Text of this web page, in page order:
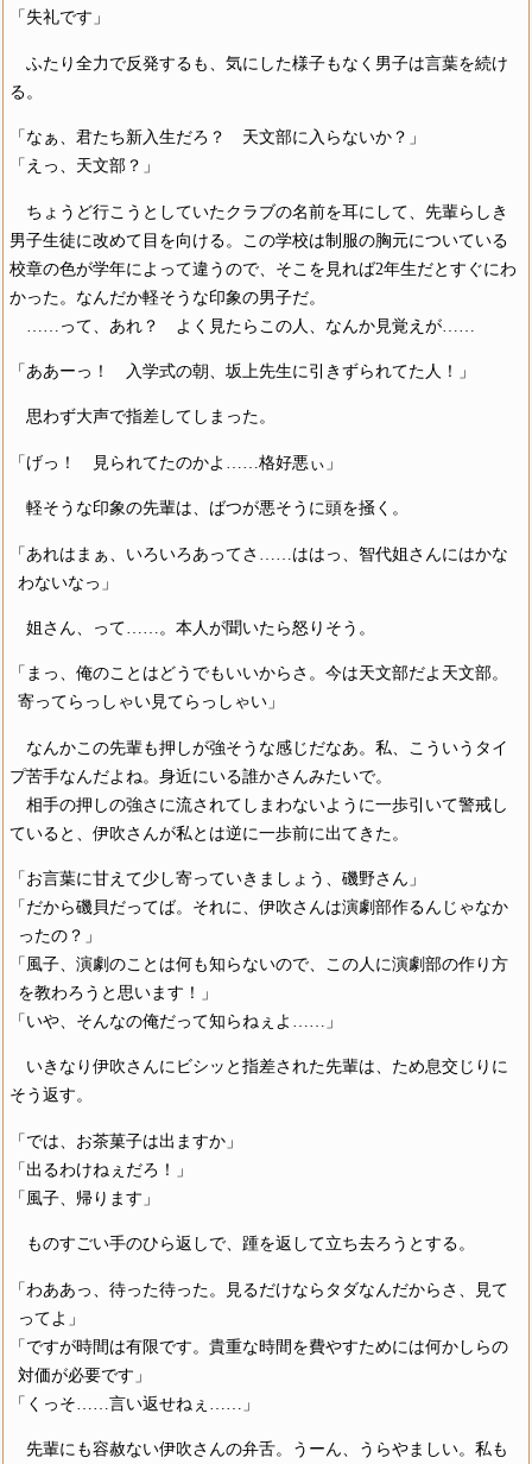
「失礼です」
ふたり全力で反発するも、気にした様子もなく男子は言葉を続け
る。
「なぁ、君たち新入生だろ？ 天文部に入らないか？」
「えっ、天文部？」
ちょうど行こうとしていたクラブの名前を耳にして、先輩らしき
男子生徒に改めて目を向ける。この学校は制服の胸元についている
校章の色が学年によって違うので、そこを見れば2年生だとすぐにわ
かった。なんだか軽そうな印象の男子だ。
……って、あれ？ よく見たらこの人、なんか見覚えが……
「ああーっ！ 入学式の朝、坂上先生に引きずられてた人！」
思わず大声で指差してしまった。
「げっ！ 見られてたのかよ……格好悪ぃ」
軽そうな印象の先輩は、ばつが悪そうに頭を掻く。
「あれはまぁ、いろいろあってさ……ははっ、智代姐さんにはかな
わないなっ」
姐さん、って……。本人が聞いたら怒りそう。
「まっ、俺のことはどうでもいいからさ。今は天文部だよ天文部。
寄ってらっしゃい見てらっしゃい」
なんかこの先輩も押しが強そうな感じだなあ。私、こういうタイ
プ苦手なんだよね。身近にいる誰かさんみたいで。
相手の押しの強さに流されてしまわないように一歩引いて警戒し
ていると、伊吹さんが私とは逆に一歩前に出てきた。
「お言葉に甘えて少し寄っていきましょう、磯野さん」
「だから磯貝だってば。それに、伊吹さんは演劇部作るんじゃなか
ったの？」
「風子、演劇のことは何も知らないので、この人に演劇部の作り方
を教わろうと思います！」
「いや、そんなの俺だって知らねぇよ……」
いきなり伊吹さんにビシッと指差された先輩は、ため息交じりに
そう返す。
「では、お茶菓子は出ますか」
「出るわけねぇだろ！」
「風子、帰ります」
ものすごい手のひら返しで、踵を返して立ち去ろうとする。
「わああっ、待った待った。見るだけならタダなんだからさ、見て
ってよ」
「ですが時間は有限です。貴重な時間を費やすためには何かしらの
対価が必要です」
「くっそ……言い返せねぇ……」
先輩にも容赦ない伊吹さんの弁舌。うーん、うらやましい。私も